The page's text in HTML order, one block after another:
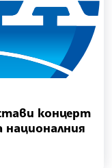
концерт
националния